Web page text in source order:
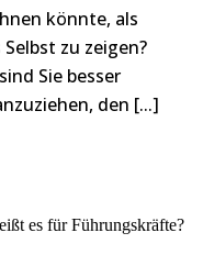
könnte, als
zu zeigen?
Sie besser
den [...]